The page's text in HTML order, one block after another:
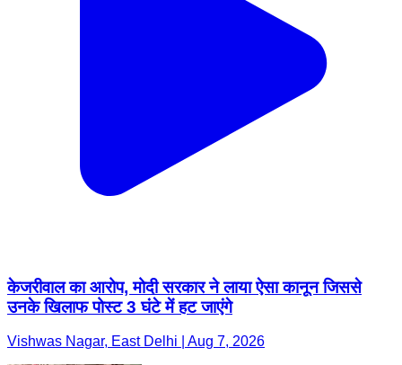
केजरीवाल का आरोप, मोदी सरकार ने लाया ऐसा कानून जिससे
उनके खिलाफ पोस्ट 3 घंटे में हट जाएंगे
Vishwas Nagar, East Delhi | Aug 7, 2026